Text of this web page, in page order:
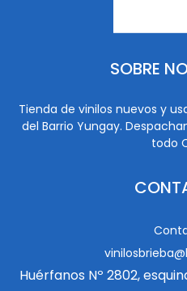
SOBRE
Tienda de vinilos nuevos y
del Barrio Yungay.
todo
Huérfanos Nº 2802,